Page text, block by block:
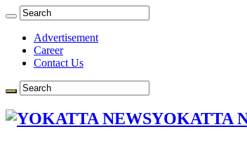
Advertisement
Career
Contact Us
YOKATTA